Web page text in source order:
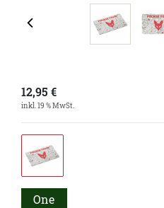
12,95 €
inkl. 19 % MwSt.
One